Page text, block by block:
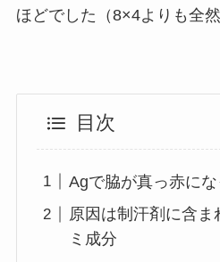
ほどでした（8×4よりも全
目次
Agで脇が真っ赤に
原因は制汗剤に含
ミ成分